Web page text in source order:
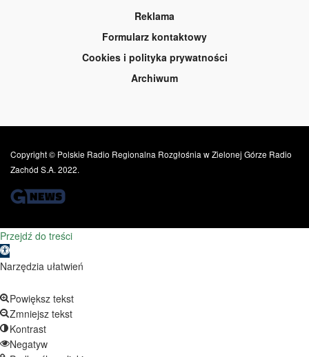
Reklama
Formularz kontaktowy
Cookies i polityka prywatności
Archiwum
Copyright © Polskie Radio Regionalna Rozgłośnia w Zielonej Górze Radio
Zachód S.A. 2022.
Przejdź do treści
Otwórz pasek narzędzi
Narzędzia ułatwień
Powiększ tekst
Zmniejsz tekst
Kontrast
Negatyw